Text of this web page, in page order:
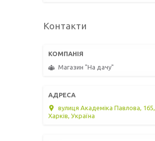
Контакти
Магазин "На дачу"
вулиця Академіка Павлова, 165,
Харків, Україна